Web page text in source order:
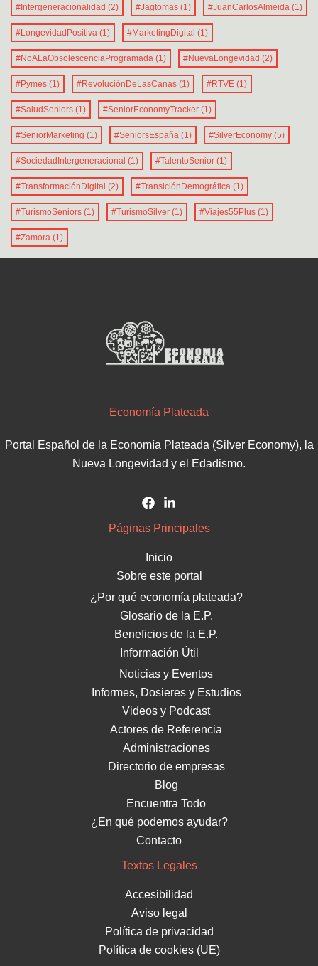
#Intergeneracionalidad (2) #Jagtomas (1) #JuanCarlosAlmeida (1)
#LongevidadPositiva (1) #MarketingDigital (1)
#NoALaObsolescenciaProgramada (1) #NuevaLongevidad (2)
#Pymes (1) #RevoluciónDeLasCanas (1) #RTVE (1)
#SaludSeniors (1) #SeniorEconomyTracker (1)
#SeniorMarketing (1) #SeniorsEspaña (1) #SilverEconomy (5)
#SociedadIntergeneracional (1) #TalentoSenior (1)
#TransformaciónDigital (2) #TransiciónDemográfica (1)
#TurismoSeniors (1) #TurismoSilver (1) #Viajes55Plus (1)
#Zamora (1)
Economía Plateada
Portal Español de la Economía Plateada (Silver Economy), la
Nueva Longevidad y el Edadismo.
Páginas Principales
Inicio
Sobre este portal
¿Por qué economía plateada?
Glosario de la E.P.
Beneficios de la E.P.
Información Útil
Noticias y Eventos
Informes, Dosieres y Estudios
Videos y Podcast
Actores de Referencia
Administraciones
Directorio de empresas
Blog
Encuentra Todo
¿En qué podemos ayudar?
Contacto
Textos Legales
Accesibilidad
Aviso legal
Política de privacidad
Política de cookies (UE)